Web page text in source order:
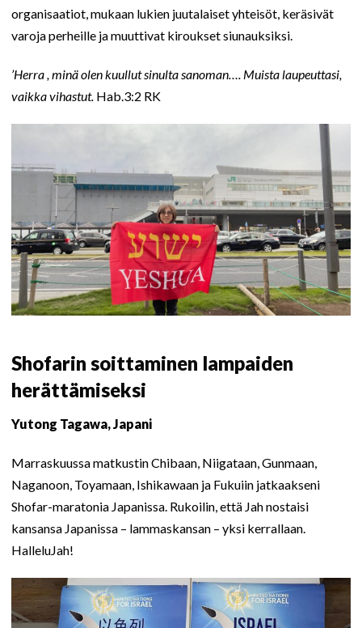
organisaatiot, mukaan lukien juutalaiset yhteisöt, keräsivät
varoja perheille ja muuttivat kiroukset siunauksiksi.
’Herra , minä olen kuullut sinulta sanoman…. Muista laupeuttasi,
vaikka vihastut. Hab.3:2 RK
Shofarin soittaminen lampaiden
herättämiseksi
Yutong Tagawa, Japani
Marraskuussa matkustin Chibaan, Niigataan, Gunmaan,
Naganoon, Toyamaan, Ishikawaan ja Fukuiin jatkaakseni
Shofar-maratonia Japanissa. Rukoilin, että Jah nostaisi
kansansa Japanissa – lammaskansan – yksi kerrallaan.
HalleluJah!